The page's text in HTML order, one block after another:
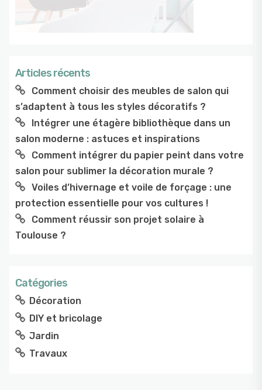
Articles récents
Comment choisir des meubles de salon qui
s’adaptent à tous les styles décoratifs ?
Intégrer une étagère bibliothèque dans un
salon moderne : astuces et inspirations
Comment intégrer du papier peint dans votre
salon pour sublimer la décoration murale ?
Voiles d’hivernage et voile de forçage : une
protection essentielle pour vos cultures !
Comment réussir son projet solaire à
Toulouse ?
Catégories
Décoration
DIY et bricolage
Jardin
Travaux